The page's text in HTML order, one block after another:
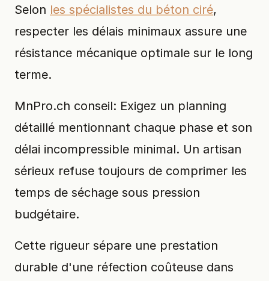
Selon les spécialistes du béton ciré,
respecter les délais minimaux assure une
résistance mécanique optimale sur le long
terme.
MnPro.ch conseil: Exigez un planning
détaillé mentionnant chaque phase et son
délai incompressible minimal. Un artisan
sérieux refuse toujours de comprimer les
temps de séchage sous pression
budgétaire.
Cette rigueur sépare une prestation
durable d'une réfection coûteuse dans